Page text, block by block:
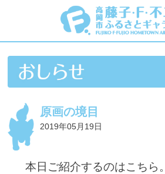
原画の境目
2019年05月19日
本日ご紹介するのはこちら。